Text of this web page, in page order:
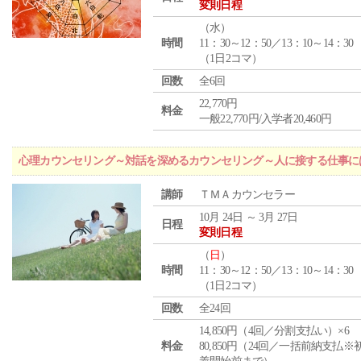
変則日程
時間
（水）
11：30～12：50／13：10～14：30
（1日2コマ）
回数
全6回
料金
22,770円
一般22,770円/入学者20,460円
心理カウンセリング～対話を深めるカウンセリング～人に接する仕事
講師 ＴＭＡカウンセラー
日程
10月 24日 ～ 3月 27日
変則日程
時間
（ 日 ）
11：30～12：50／13：10～14：30
（1日2コマ）
回数
全24回
料金
14,850円（4回／分割支払い）×6
80,850円（24回／一括前納支払※